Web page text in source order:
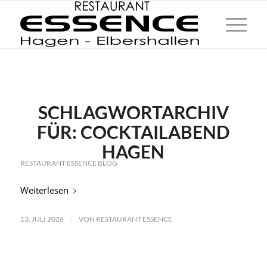
SCHLAGWORTARCHIV
FÜR: COCKTAILABEND
HAGEN
RESTAURANT ESSENCE BLOG
Weiterlesen
13. JULI 2026 / VON RESTAURANT ESSENCE